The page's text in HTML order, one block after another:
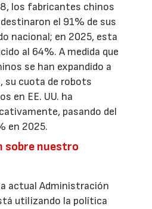
los fabricantes chinos
el 91% de sus
nacional; en 2025, esta
al 64%. A medida que
se han expandido a
su cuota de robots
en EE. UU. ha
pasando del
en 2025.
sobre nuestro
actual Administración
utilizando la política